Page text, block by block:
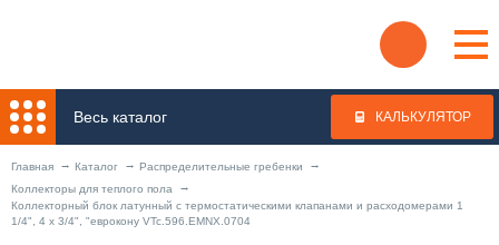
Весь каталог КАЛЬКУЛЯТОР
Главная Каталог
Распределительные гребенки
Коллекторы для теплого пола
Коллекторный блок латунный с термостатическими клапанами и расходомерами 1
1/4", 4 x 3/4", "еврокону VTc.596.EMNX.0704